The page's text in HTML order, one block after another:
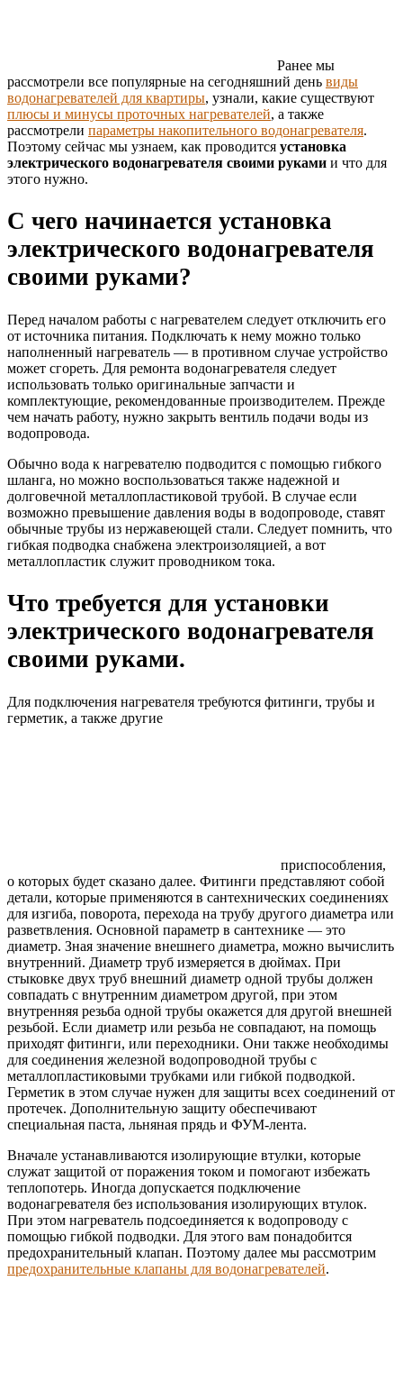
Ранее мы
рассмотрели все популярные на сегодняшний день виды
водонагревателей для квартиры, узнали, какие существуют
плюсы и минусы проточных нагревателей, а также
рассмотрели параметры накопительного водонагревателя.
Поэтому сейчас мы узнаем, как проводится установка
электрического водонагревателя своими руками и что для
этого нужно.
С чего начинается установка
электрического водонагревателя
своими руками?
Перед началом работы с нагревателем следует отключить его
от источника питания. Подключать к нему можно только
наполненный нагреватель — в противном случае устройство
может сгореть. Для ремонта водонагревателя следует
использовать только оригинальные запчасти и
комплектующие, рекомендованные производителем. Прежде
чем начать работу, нужно закрыть вентиль подачи воды из
водопровода.
Обычно вода к нагревателю подводится с помощью гибкого
шланга, но можно воспользоваться также надежной и
долговечной металлопластиковой трубой. В случае если
возможно превышение давления воды в водопроводе, ставят
обычные трубы из нержавеющей стали. Следует помнить, что
гибкая подводка снабжена электроизоляцией, а вот
металлопластик служит проводником тока.
Что требуется для установки
электрического водонагревателя
своими руками.
Для подключения нагревателя требуются фитинги, трубы и
герметик, а также другие
приспособления,
о которых будет сказано далее. Фитинги представляют собой
детали, которые применяются в сантехнических соединениях
для изгиба, поворота, перехода на трубу другого диаметра или
разветвления. Основной параметр в сантехнике — это
диаметр. Зная значение внешнего диаметра, можно вычислить
внутренний. Диаметр труб измеряется в дюймах. При
стыковке двух труб внешний диаметр одной трубы должен
совпадать с внутренним диаметром другой, при этом
внутренняя резьба одной трубы окажется для другой внешней
резьбой. Если диаметр или резьба не совпадают, на помощь
приходят фитинги, или переходники. Они также необходимы
для соединения железной водопроводной трубы с
металлопластиковыми трубками или гибкой подводкой.
Герметик в этом случае нужен для защиты всех соединений от
протечек. Дополнительную защиту обеспечивают
специальная паста, льняная прядь и ФУМ-лента.
Вначале устанавливаются изолирующие втулки, которые
служат защитой от поражения током и помогают избежать
теплопотерь. Иногда допускается подключение
водонагревателя без использования изолирующих втулок.
При этом нагреватель подсоединяется к водопроводу с
помощью гибкой подводки. Для этого вам понадобится
предохранительный клапан. Поэтому далее мы рассмотрим
предохранительные клапаны для водонагревателей.